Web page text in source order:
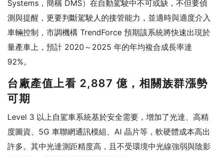
Systems，簡稱 DMS）在自動駕駛中不可或缺，不但要偵
測與提醒，更要判斷駕駛人的接管能力，並適時與適度介入
車輛控制，市調機構 TrendForce 預期該系統將快速出現於
量產車上，預計 2020～2025 年的年均複合成長率達
92%。
台廠產值上看 2,887 億，相關族群漲勢
可期
Level 3 以上自駕車系統基於安全需要，增加了光達、高精
度圖資、5G 車聯網通訊模組、AI 晶片等，軟硬體成本高出
許多。其中光達測距精度高，且不受環境中光線強弱與陰影